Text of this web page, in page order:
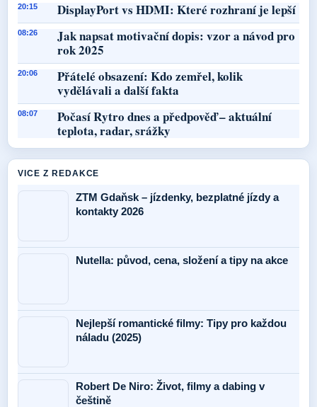
20:15 DisplayPort vs HDMI: Které rozhraní je lepší
08:26
Jak napsat motivační dopis: vzor a návod pro
rok 2025
20:06
Přátelé obsazení: Kdo zemřel, kolik
vydělávali a další fakta
08:07
Počasí Rytro dnes a předpověď – aktuální
teplota, radar, srážky
VICE Z REDAKCE
ZTM Gdaňsk – jízdenky, bezplatné jízdy a
kontakty 2026
Nutella: původ, cena, složení a tipy na akce
Nejlepší romantické filmy: Tipy pro každou
náladu (2025)
Robert De Niro: Život, filmy a dabing v
češtině